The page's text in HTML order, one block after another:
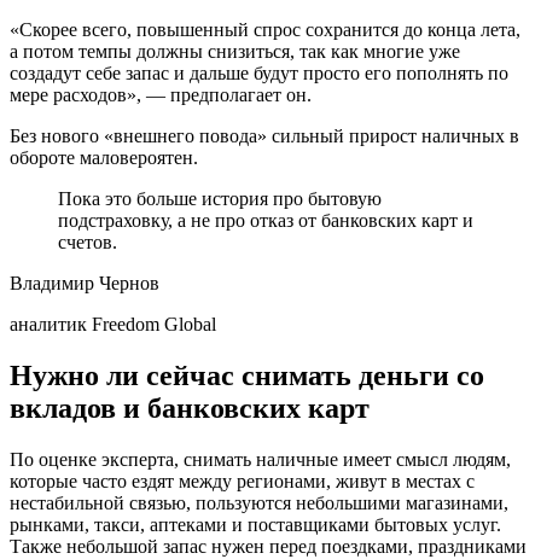
«Скорее всего, повышенный спрос сохранится до конца лета,
а потом темпы должны снизиться, так как многие уже
создадут себе запас и дальше будут просто его пополнять по
мере расходов», — предполагает он.
Без нового «внешнего повода» сильный прирост наличных в
обороте маловероятен.
Пока это больше история про бытовую
подстраховку, а не про отказ от банковских карт и
счетов.
Владимир Чернов
аналитик Freedom Global
Нужно ли сейчас снимать деньги со
вкладов и банковских карт
По оценке эксперта, снимать наличные имеет смысл людям,
которые часто ездят между регионами, живут в местах с
нестабильной связью, пользуются небольшими магазинами,
рынками, такси, аптеками и поставщиками бытовых услуг.
Также небольшой запас нужен перед поездками, праздниками